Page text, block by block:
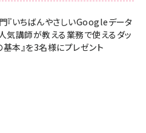
『いちばんやさしいGoogleデータ
気講師が教える業務で使えるダッ
基本』を3名様にプレゼント